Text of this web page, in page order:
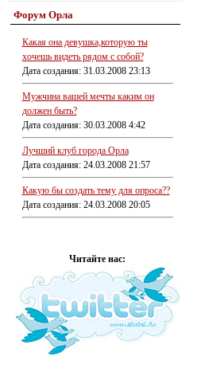
Форум Орла
Какая она девушка,которую ты
хочешь видеть рядом с собой?
Дата создания: 31.03.2008 23:13
Мужчина вашей мечты каким он
должен быть?
Дата создания: 30.03.2008 4:42
Лучший клуб города Орла
Дата создания: 24.03.2008 21:57
Какую бы создать тему для опроса??
Дата создания: 24.03.2008 20:05
Читайте нас: